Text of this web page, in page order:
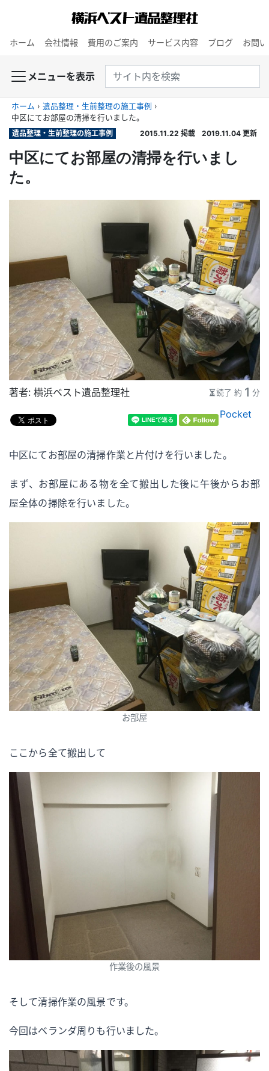
ホーム 会社情報 費用のご案内 サービス内容 ブログ お問
メニューを表示
ホーム › 遺品整理・生前整理の施工事例 ›
中区にてお部屋の清掃を行いました。
遺品整理・生前整理の施工事例
2015.11.22 掲載 2019.11.04 更新
中区にてお部屋の清掃を行いまし
た。
著者： 横浜ベスト遺品整理社 読了 約 1 分
Pocket
中区にてお部屋の清掃作業と片付けを行いました。
まず、お部屋にある物を全て搬出した後に午後からお部
屋全体の掃除を行いました。
お部屋
ここから全て搬出して
作業後の風景
そして清掃作業の風景です。
今回はベランダ周りも行いました。